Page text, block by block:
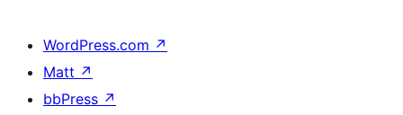
WordPress.com ↗
Matt ↗
bbPress ↗